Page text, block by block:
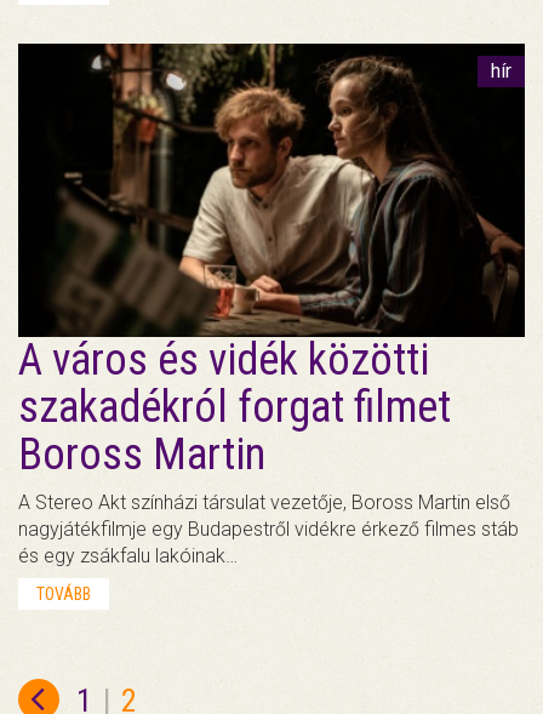
hír
A város és vidék közötti
szakadékról forgat filmet
Boross Martin
A Stereo Akt színházi társulat vezetője, Boross Martin első
nagyjátékfilmje egy Budapestről vidékre érkező filmes stáb
és egy zsákfalu lakóinak…
TOVÁBB
1 | 2